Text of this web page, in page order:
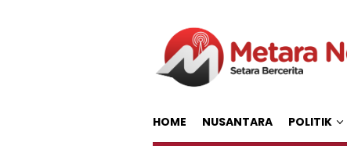
HOME NUSANTARA POLITIK